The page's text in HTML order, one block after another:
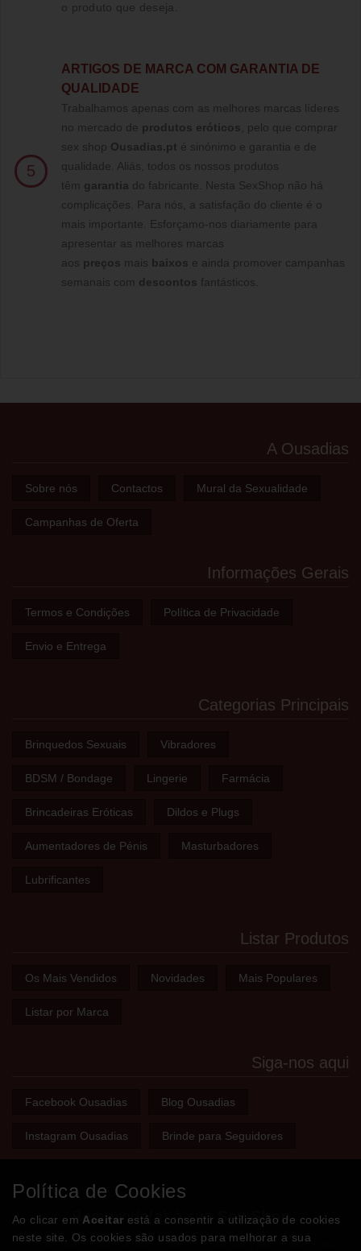
o produto que deseja.
5
ARTIGOS DE MARCA COM GARANTIA DE
QUALIDADE
Trabalhamos apenas com as melhores marcas líderes
no mercado de produtos eróticos , pelo que comprar
sex shop Ousadias.pt é sinónimo e garantia e de
qualidade. Aliás, todos os nossos produtos
têm garantia do fabricante. Nesta SexShop não há
complicações. Para nós, a satisfação do cliente é o
mais importante. Esforçamo-nos diariamente para
apresentar as melhores marcas
aos preços mais baixos e ainda promover campanhas
semanais com descontos fantásticos.
A Ousadias
Sobre nós Contactos Mural da Sexualidade
Campanhas de Oferta
Informações Gerais
Termos e Condições Política de Privacidade
Envio e Entrega
Categorias Principais
Brinquedos Sexuais Vibradores
BDSM / Bondage Lingerie Farmácia
Brincadeiras Eróticas Dildos e Plugs
Aumentadores de Pénis Masturbadores
Lubrificantes
Listar Produtos
Os Mais Vendidos Novidades Mais Populares
Listar por Marca
Siga-nos aqui
Facebook Ousadias Blog Ousadias
Instagram Ousadias Brinde para Seguidores
Bem-vindo(a) à sua Sex Shop
A loja onde encontra tudo o que precisa para apimentar a sua
Política de Cookies
Ao clicar em Aceitar está a consentir a utilização de cookies
neste site. Os cookies são usados para melhorar a sua